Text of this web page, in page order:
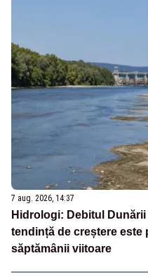
7 aug. 2026, 14:37
Hidrologi: Debitul
tendință de creștere este
săptămânii viitoare